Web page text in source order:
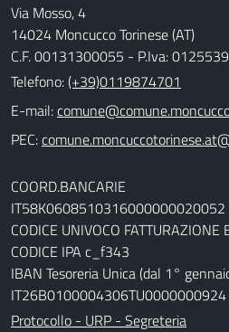
Via Mosso, 4
14024 Moncucco Torinese (AT)
C.F. 00131300055 - P.Iva:
Telefono:(+39)0119874701
E-mail:
PEC:
COORD.BANCARIE
IT58K0608510316000000020052
CODICE UNIVOCO FATTURAZIONE
CODICE IPA c_f343
IBAN Tesoreria Unica (dal 1°
IT26B0100004306TU0000000924
Protocollo - URP - Segreteria